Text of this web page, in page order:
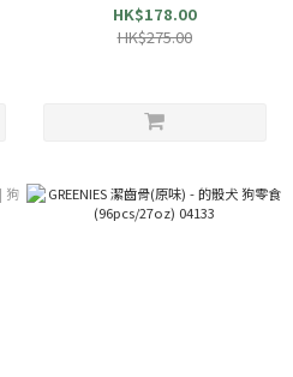
HK$178.00
HK$275.00